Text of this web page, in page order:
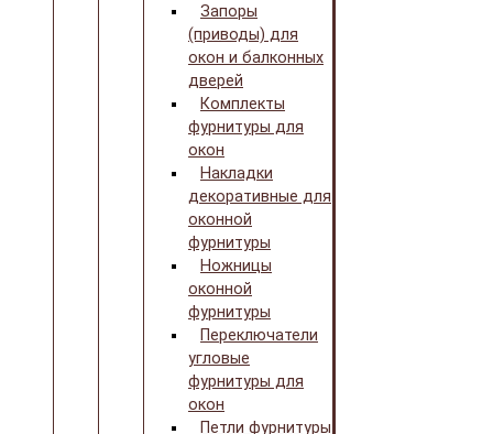
Запоры
(приводы) для
окон и балконных
дверей
Комплекты
фурнитуры для
окон
Накладки
декоративные для
оконной
фурнитуры
Ножницы
оконной
фурнитуры
Переключатели
угловые
фурнитуры для
окон
Петли фурнитуры